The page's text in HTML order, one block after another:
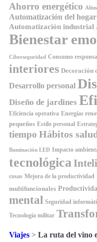
Ahorro energético
Automatización del hogar
Automatización industrial
Bienestar
Ciberseguridad Consumo
interiores Decoración
Desarrollo personal
Diseño de jardines
Eficiencia operativa Energías
pequeños Estilo personal
tiempo Hábitos
Iluminación LED Impacto
tecnológica
cosas Mejora de la productividad
multifuncionales
mental Seguridad
Tecnología militar
Viajes > La ruta del vino